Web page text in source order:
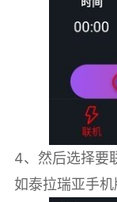
4、然后选择要
如泰拉瑞亚手机